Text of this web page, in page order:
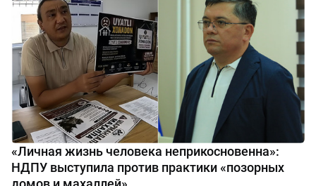
«Личная жизнь человека неприкосновенна»:
НДПУ выступила против практики «позорных